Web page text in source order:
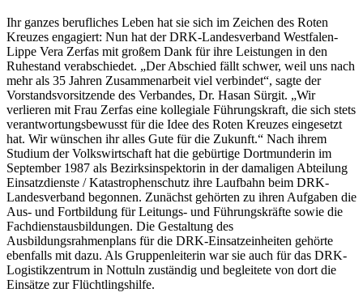
Ihr ganzes berufliches Leben hat sie sich im Zeichen des Roten
Kreuzes engagiert: Nun hat der DRK-Landesverband Westfalen-
Lippe Vera Zerfas mit großem Dank für ihre Leistungen in den
Ruhestand verabschiedet. „Der Abschied fällt schwer, weil uns nach
mehr als 35 Jahren Zusammenarbeit viel verbindet“, sagte der
Vorstandsvorsitzende des Verbandes, Dr. Hasan Sürgit. „Wir
verlieren mit Frau Zerfas eine kollegiale Führungskraft, die sich stets
verantwortungsbewusst für die Idee des Roten Kreuzes eingesetzt
hat. Wir wünschen ihr alles Gute für die Zukunft.“ Nach ihrem
Studium der Volkswirtschaft hat die gebürtige Dortmunderin im
September 1987 als Bezirksinspektorin in der damaligen Abteilung
Einsatzdienste / Katastrophenschutz ihre Laufbahn beim DRK-
Landesverband begonnen. Zunächst gehörten zu ihren Aufgaben die
Aus- und Fortbildung für Leitungs- und Führungskräfte sowie die
Fachdienstausbildungen. Die Gestaltung des
Ausbildungsrahmenplans für die DRK-Einsatzeinheiten gehörte
ebenfalls mit dazu. Als Gruppenleiterin war sie auch für das DRK-
Logistikzentrum in Nottuln zuständig und begleitete von dort die
Einsätze zur Flüchtlingshilfe.